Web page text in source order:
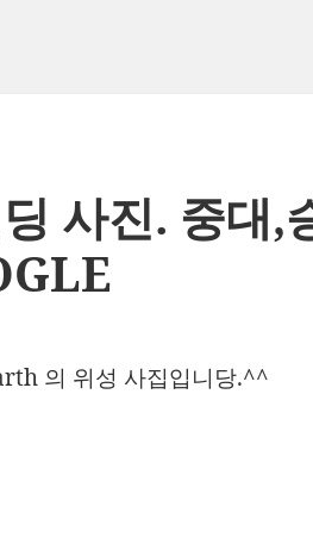
사진. 중대,
의 위성 사집입니당.^^